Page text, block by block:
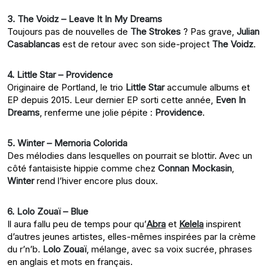
3. The Voidz – Leave It In My Dreams
Toujours pas de nouvelles de The Strokes ? Pas grave, Julian
Casablancas est de retour avec son side-project The Voidz.
4. Little Star – Providence
Originaire de Portland, le trio Little Staraccumule albums et
EP depuis 2015. Leur dernier EP sorti cette année, Even In
Dreams, renferme une jolie pépite : Providence.
5. Winter – Memoria Colorida
Des mélodies dans lesquelles on pourrait se blottir. Avec un
côté fantaisiste hippie comme chez Connan Mockasin,
Winterrend l’hiver encore plus doux.
6. Lolo Zouaï – Blue
Il aura fallu peu de temps pour qu’Abra et Kelela inspirent
d’autres jeunes artistes, elles-mêmes inspirées par la crème
du r’n’b. Lolo Zouaï, mélange, avec sa voix sucrée, phrases
en anglais et mots en français.